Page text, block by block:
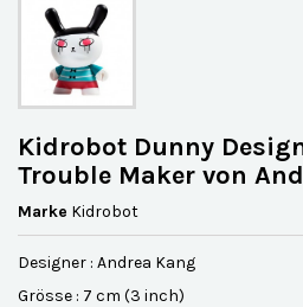
Kidrobot Dunny
Trouble Maker von
Marke Kidrobot
Designer : Andrea Kang
Grösse : 7 cm (3 inch)